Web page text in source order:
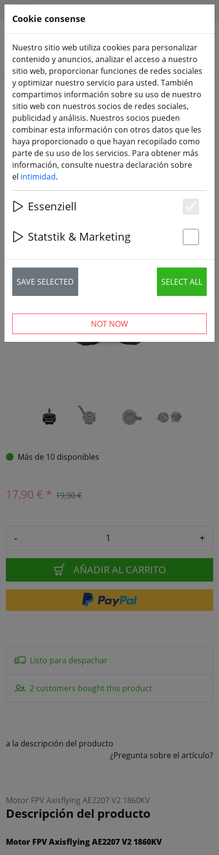
Buscar productos
Home Componentes Motores
Motor FPV Axisflying AE2207 V2
1860KV
‹ ›
10% DISCOUNT
Más de 10 disponibles
17,90 € * 19,90 €
- +
AÑADIR AL CARRITO
Listo para despachar
2 customers bought this product
a la descripción del producto
¿Pregunta sobre el artículo?
Motor FPV Axisflying AE2207 V2 1860KV
Descripción del producto
Motor FPV Axisflying AE2207 V2 1860KV
Cookie consense
Nuestro sitio web utiliza cookies para personalizar
contenido y anuncios, analizar el acceso a nuestro
sitio web, proporcionar funciones de redes sociales
y optimizar nuestro servicio para usted. También
compartimos información sobre su uso de nuestro
sitio web con nuestros socios de redes sociales,
publicidad y análisis. Nuestros socios pueden
combinar esta información con otros datos que les
haya proporcionado o que hayan recopilado como
parte de su uso de los servicios. Para obtener más
información, consulte nuestra declaración sobre
el intimidad.
Essenziell
Statstik & Marketing
SAVE SELECTED SELECT ALL
NOT NOW